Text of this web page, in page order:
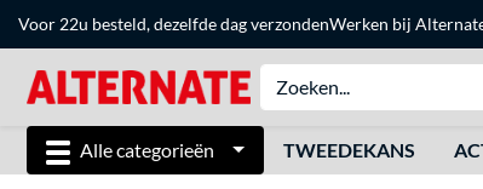
Voor 22u besteld, dezelfde dag verzondenWerken bij
Alle categorieën TWEEDEKANS